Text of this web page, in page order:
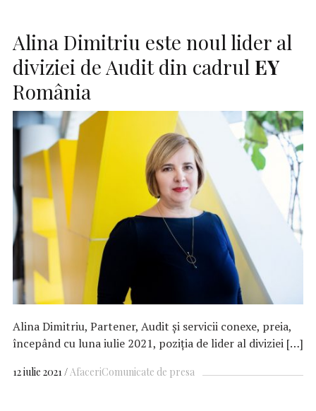
Alina Dimitriu este noul lider al
diviziei de Audit din cadrul EY
România
Alina Dimitriu, Partener, Audit și servicii conexe, preia,
începând cu luna iulie 2021, poziția de lider al diviziei […]
12 iulie 2021 AfaceriComunicate de presa